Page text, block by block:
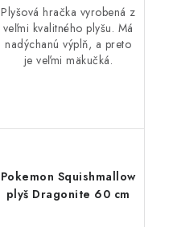
Plyšová hračka vyrobená z
veľmi kvalitného plyšu. Má
nadýchanú výplň, a preto
je veľmi mäkučká.
Pokemon Squishmallow
plyš Dragonite 60 cm